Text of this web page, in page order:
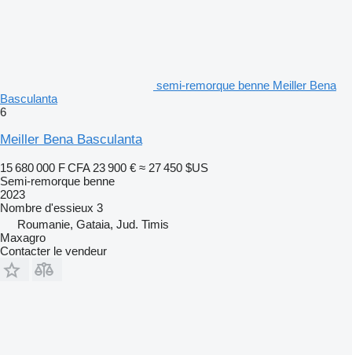
semi-remorque benne Meiller Bena
Basculanta
6
Meiller Bena Basculanta
15 680 000 F CFA 23 900 € ≈ 27 450 $US
Semi-remorque benne
2023
Nombre d'essieux 3
Roumanie, Gataia, Jud. Timis
Maxagro
Contacter le vendeur